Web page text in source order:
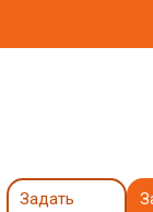
Задать